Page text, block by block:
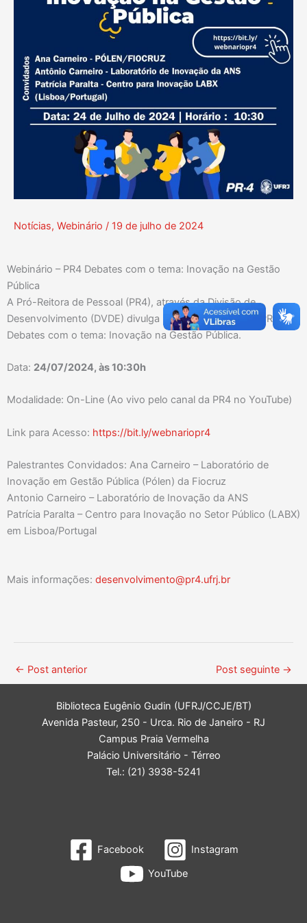
Notícias, Webinário / 19 de julho de 2024
Webinário – PR4 Debates com o tema: Inovação na Gestão
Pública
A Pró-Reitora de Pessoal (PR4), através da Divisão de
Desenvolvimento (DVDE) divulga mais um Webinário – PR4
Debates com o tema: Inovação na Gestão Pública.
Data: 24/07/2024, às 10:30h
Modalidade: On-Line (Ao vivo pelo canal da PR4 no YouTube)
Link para Acesso: https://bit.ly/webnariopr4
Palestrantes Convidados: Ana Carneiro – Laboratório de
Inovação em Gestão Pública (Pólen) da Fiocruz
Antonio Carneiro – Laboratório de Inovação da ANS
Patrícia Paralta – Centro para Inovação no Setor Público (LABX)
em Lisboa/Portugal
Mais informações: desenvolvimento@pr4.ufrj.br
← Post anterior Post seguinte →
Biblioteca Eugênio Gudin (UFRJ/CCJE/BT)
Avenida Pasteur, 250 - Urca. Rio de Janeiro - RJ
Campus Praia Vermelha
Palácio Universitário - Térreo
Tel.: (21) 3938-5241
Facebook
Instagram
YouTube